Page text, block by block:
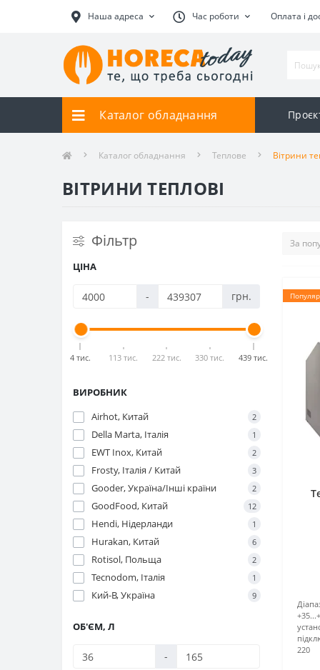
Наша адреса Час роботи Оплата і
Каталог обладнання
Каталог обладнання Теплове Вітрини
ВІТРИНИ ТЕПЛОВІ
Фільтр
ЦІНА
- грн.
4 тис. 113 тис. 222 тис. 330 тис. 439 тис.
ВИРОБНИК
Airhot, Китай
2
Della Marta, Італія 1
EWT Inox, Китай 2
Frosty, Італія / Китай 3
Gooder, Україна/Інші країни 2
GoodFood, Китай 12
Hendi, Нідерланди 1
Hurakan, Китай 6
Rotisol, Польща 2
Tecnodom, Італія 1
Кий-В, Україна 9
ОБ'ЄМ, Л
-
220